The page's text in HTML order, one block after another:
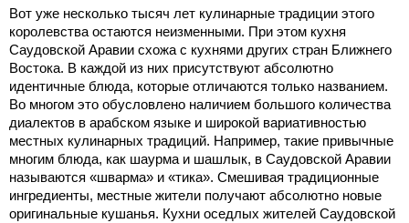
Вот уже несколько тысяч лет кулинарные традиции этого
королевства остаются неизменными. При этом кухня
Саудовской Аравии схожа с кухнями других стран Ближнего
Востока. В каждой из них присутствуют абсолютно
идентичные блюда, которые отличаются только названием.
Во многом это обусловлено наличием большого количества
диалектов в арабском языке и широкой вариативностью
местных кулинарных традиций. Например, такие привычные
многим блюда, как шаурма и шашлык, в Саудовской Аравии
называются «шварма» и «тика». Смешивая традиционные
ингредиенты, местные жители получают абсолютно новые
оригинальные кушанья. Кухни оседлых жителей Саудовской